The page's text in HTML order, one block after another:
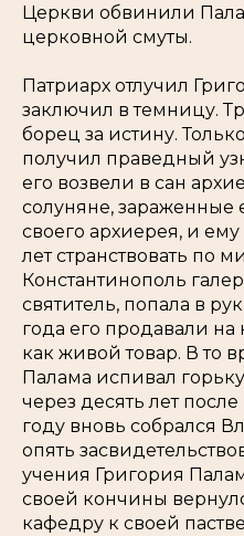
Церкви обвинили
церковной смуты.
Патриарх отлучил
заключил в темницу.
борец за истину.
получил праведный
его возвели в сан
солуняне, зараженные
своего архиерея, и
лет странствовать по
Константинополь
святитель, попала в
года его продавали
как живой товар. В то
Палама испивал
через десять лет после
году вновь собрался
опять
учения Григория
своей кончины
кафедру к своей